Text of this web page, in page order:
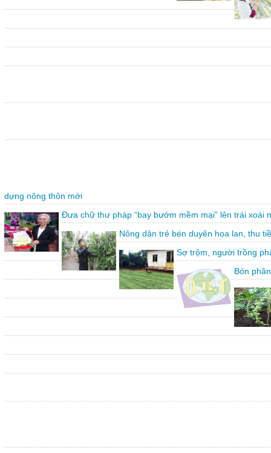
dựng nông thôn mới
Đưa chữ thư pháp “bay bướm mềm mại” lên trái xoài
Nông dân trẻ bén duyên hoa lan, thu
Sợ trộm, người trồng
Bón